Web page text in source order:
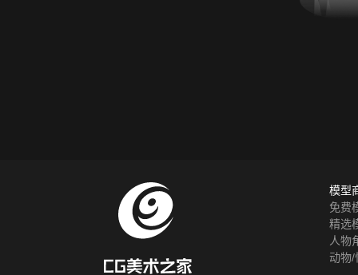
模型
免费
精选
人物
动物/